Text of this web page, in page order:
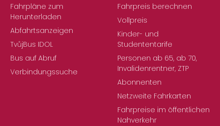
Fahrpläne zum
Herunterladen
Abfahrtsanzeigen
TvůjBus IDOL
Bus auf Abruf
Verbindungssuche
Fahrpreis berechnen
Vollpreis
Kinder- und
Studententarife
Personen ab 65, ab 70,
Invalidenrentner, ZTP
Abonnenten
Netzweite Fahrkarten
Fahrpreise im öffentlichen
Nahverkehr